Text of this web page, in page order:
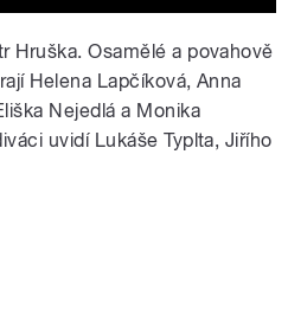
Hruška. Osamělé a povahově
Helena Lapčíková, Anna
Nejedlá a Monika
uvidí Lukáše Typlta, Jiřího